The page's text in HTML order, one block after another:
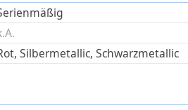
Silbermetallic, Schwarzmetallic